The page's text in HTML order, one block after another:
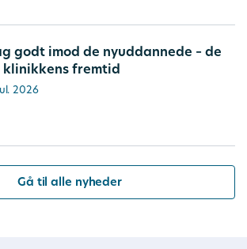
godt imod de nyuddannede – de
klinikkens fremtid
2026
Gå til alle nyheder